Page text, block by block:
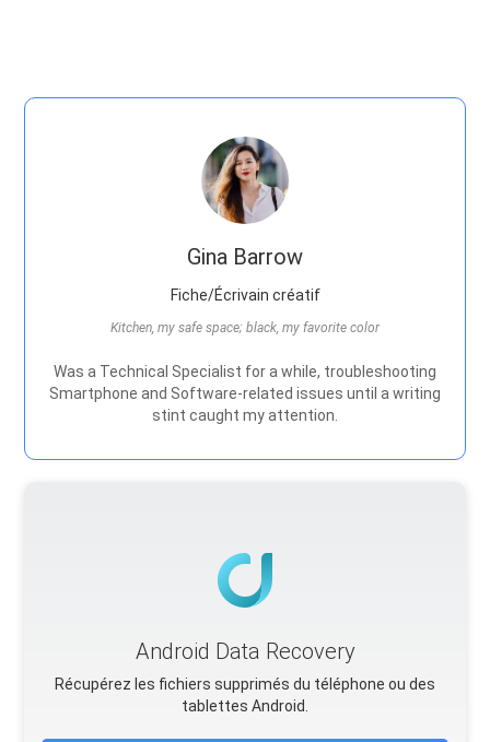
Gina Barrow
Fiche/Écrivain créatif
Kitchen, my safe space; black, my favorite color
Was a Technical Specialist for a while, troubleshooting
Smartphone and Software-related issues until a writing
stint caught my attention.
Android Data Recovery
Récupérez les fichiers supprimés du téléphone ou des
tablettes Android.